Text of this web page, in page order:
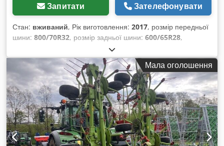
Запитати Зателефонувати
Стан: вживаний, Рік виготовлення: 2017, розмір передньої
шини: 800/70R32, розмір задньої шини: 600/65R28,
Мала оголошення